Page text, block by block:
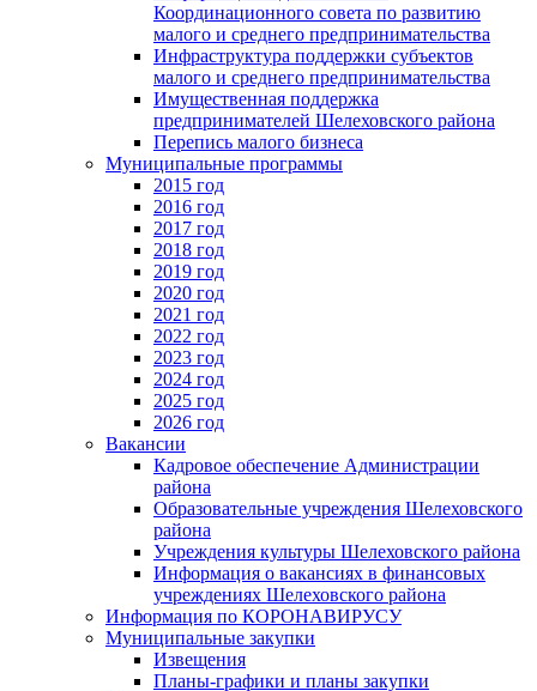
Координационного совета по развитию
малого и среднего предпринимательства
Инфраструктура поддержки субъектов
малого и среднего предпринимательства
Имущественная поддержка
предпринимателей Шелеховского района
Перепись малого бизнеса
Муниципальные программы
2015 год
2016 год
2017 год
2018 год
2019 год
2020 год
2021 год
2022 год
2023 год
2024 год
2025 год
2026 год
Вакансии
Кадровое обеспечение Администрации
района
Образовательные учреждения Шелеховского
района
Учреждения культуры Шелеховского района
Информация о вакансиях в финансовых
учреждениях Шелеховского района
Информация по КОРОНАВИРУСУ
Муниципальные закупки
Извещения
Планы-графики и планы закупки